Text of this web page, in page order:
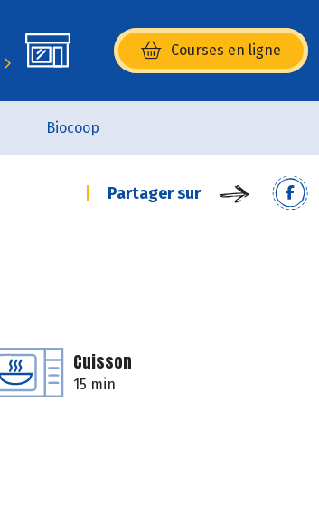
Courses en ligne
(s’ouvre dans une nouvelle
Biocoop
Partager sur
Cuisson
15 min